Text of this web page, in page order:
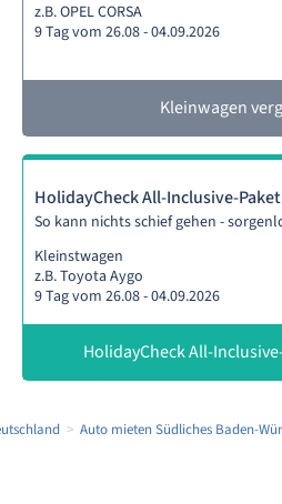
z.B. OPEL CORSA
9 Tag vom 26.08 - 04.09.2026
Kleinwagen
HolidayCheck All-Inclusive-Paket
So kann nichts schief gehen -
Kleinstwagen
z.B. Toyota Aygo
9 Tag vom 26.08 - 04.09.2026
HolidayCheck All-
Auto mieten Südliches Baden-